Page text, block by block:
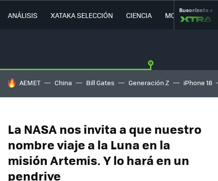
ANÁLISIS XATAKA SELECCIÓN CIENCIA MOVILIDAD
Suscríbete a
HOY SE HABLA DE
AEMET China Bill Gates Generación Z iPhone 18
La NASA nos invita a que nuestro
nombre viaje a la Luna en la
misión Artemis. Y lo hará en un
pendrive